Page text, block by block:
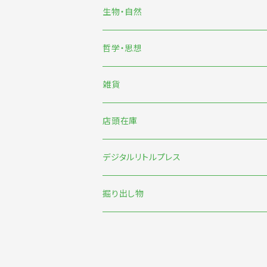
雨宮ひかる
くまおり純
生物・自然
哲学・思想
雑貨
店頭在庫
新刊台
本の本
デジタルリトルプレス
オリジナル
掘り出し物